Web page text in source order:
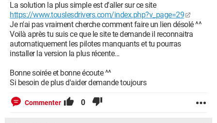
La solution la plus simple est d'aller sur ce site
https://www.touslesdrivers.com/index.php?v_page=29
Je n'ai pas vraiment cherche comment faire un lien désolé ^^
Voilà après tu suis ce que le site te demande il reconnaitra
automatiquement les pilotes manquants et tu pourras
installer la version la plus récente...
Bonne soirée et bonne écoute ^^
Si besoin de plus d'aider demande toujours
Commenter 0